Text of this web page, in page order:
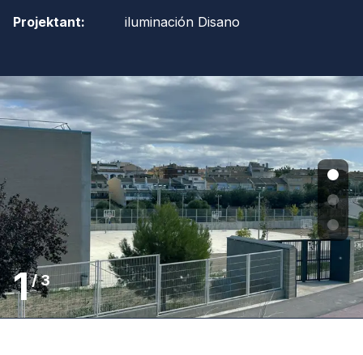
Projektant: iluminación Disano
1/3